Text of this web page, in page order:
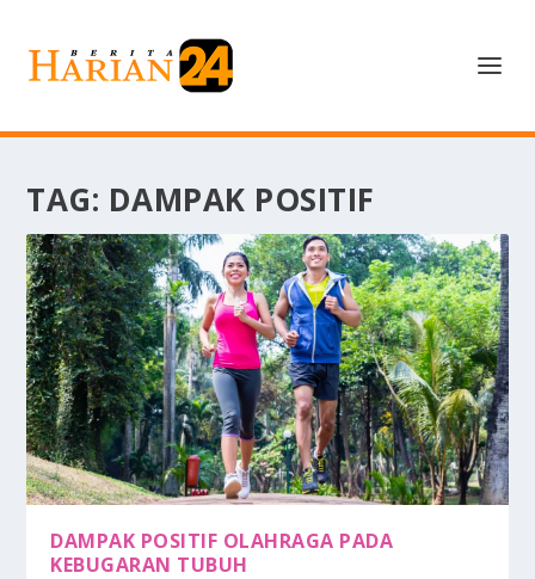
TAG: DAMPAK POSITIF
DAMPAK POSITIF OLAHRAGA PADA
KEBUGARAN TUBUH